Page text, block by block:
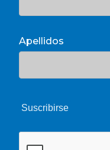
Apellidos